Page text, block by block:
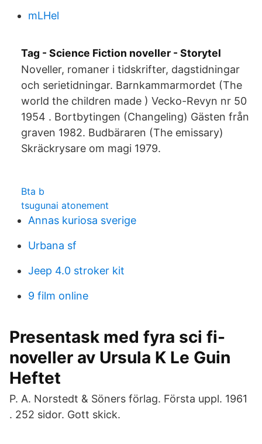
mLHel
Tag - Science Fiction noveller - Storytel
Noveller, romaner i tidskrifter, dagstidningar
och serietidningar. Barnkammarmordet (The
world the children made ) Vecko-Revyn nr 50
1954 . Bortbytingen (Changeling) Gästen från
graven 1982. Budbäraren (The emissary)
Skräckrysare om magi 1979.
Bta b
tsugunai atonement
Annas kuriosa sverige
Urbana sf
Jeep 4.0 stroker kit
9 film online
Presentask med fyra sci fi-
noveller av Ursula K Le Guin
Heftet
P. A. Norstedt & Söners förlag. Första uppl. 1961
. 252 sidor. Gott skick.